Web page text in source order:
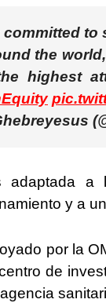
committed to
the
highest
adaptada
y a
por la
de